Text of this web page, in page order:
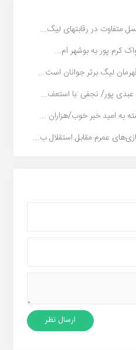
متفاوت در رقابتهای لیگ...
کرم پور به بوشهر آم...
لیگ برتر جوانان است...
عبدی پور/ نجفی :با استعف...
به امید خبر خوب/هزاران ...
عمرم مقابل استقلال ب...